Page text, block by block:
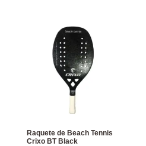
Raquete de Beach Tennis
Crixo BT Black